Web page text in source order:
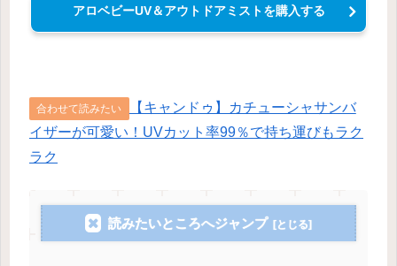
アロベビーUV＆アウトドアミストを購入する
合わせて読みたい
【キャンドゥ】カチューシャサンバ
イザーが可愛い！UVカット率99％で持ち運びもラク
ラク
読みたいところへジャンプ